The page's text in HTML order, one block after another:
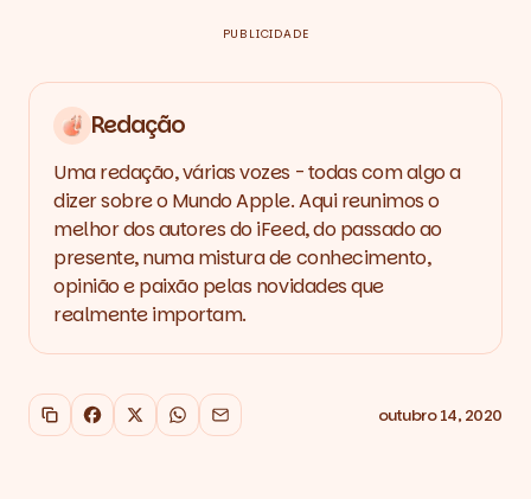
PUBLICIDADE
Redação
Uma redação, várias vozes - todas com algo a
dizer sobre o Mundo Apple. Aqui reunimos o
melhor dos autores do iFeed, do passado ao
presente, numa mistura de conhecimento,
opinião e paixão pelas novidades que
realmente importam.
Copiar link
Facebook
X WhatsApp
Email outubro 14, 2020